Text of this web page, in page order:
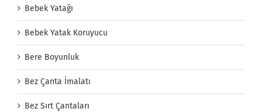
Bebek Yatağı
Bebek Yatak Koruyucu
Bere Boyunluk
Bez Çanta İmalatı
Bez Sırt Çantaları